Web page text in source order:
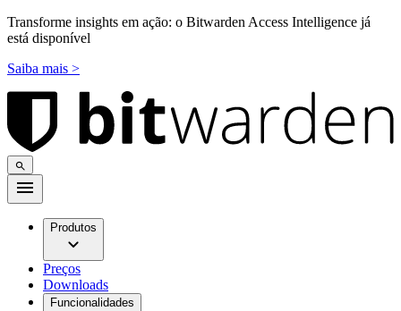
Transforme insights em ação: o Bitwarden Access Intelligence já
está disponível
Saiba mais >
Produtos
Preços
Downloads
Funcionalidades